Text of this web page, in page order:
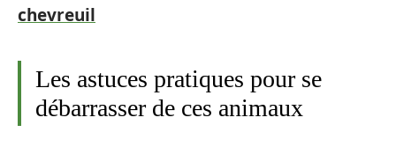
chevreuil
Les astuces pratiques pour se
débarrasser de ces animaux